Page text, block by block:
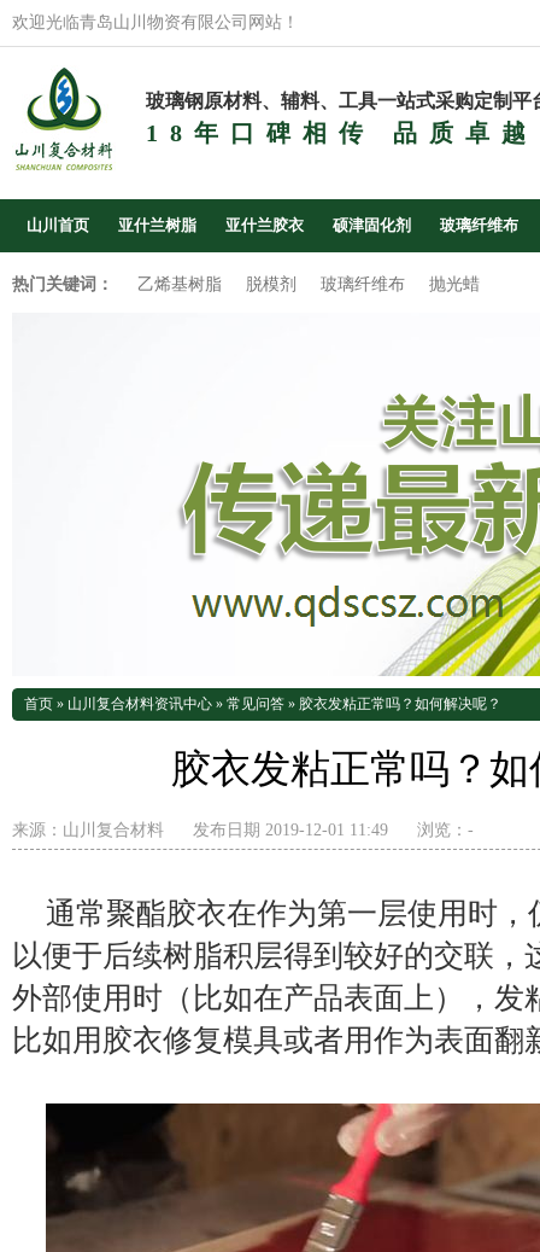
欢迎光临青岛山川物资有限公司网站！
玻璃钢原材料、辅料、工具一站式采购定制平
18年口碑相传 品质卓越
山川首页 亚什兰树脂 亚什兰胶衣 硕津固化剂 玻璃纤维布
热门关键词： 乙烯基树脂 脱模剂 玻璃纤维布 抛光蜡
首页 » 山川复合材料资讯中心 » 常见问答 » 胶衣发粘正常吗？如何解决呢？
胶衣发粘正常吗？
来源： 山川复合材料 发布日期 2019-12-01 11:49 浏览： -
通常聚酯胶衣在作为第一层使用时
以便于后续树脂积层得到较好的交联，
外部使用时（比如在产品表面上），发
比如用胶衣修复模具或者用作为表面翻